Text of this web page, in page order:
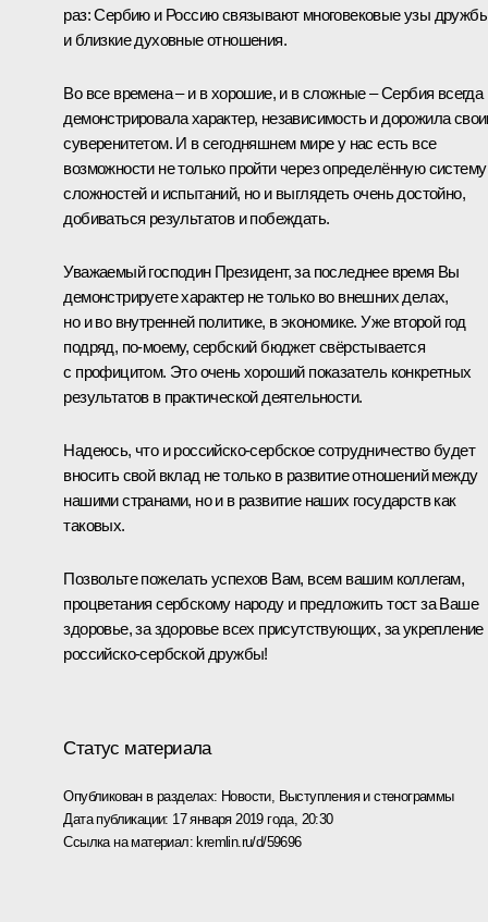
раз: Сербию и Россию связывают многовековые узы
и близкие духовные отношения.
Во все времена – и в хорошие, и в сложные – Сербия всегда
демонстрировала характер, независимость и дорожила
суверенитетом. И в сегодняшнем мире у нас есть все
возможности не только пройти через определённую систему
сложностей и испытаний, но и выглядеть очень достойно,
добиваться результатов и побеждать.
Уважаемый господин Президент, за последнее время Вы
демонстрируете характер не только во внешних делах,
но и во внутренней политике, в экономике. Уже второй год
подряд, по-моему, сербский бюджет свёрстывается
с профицитом. Это очень хороший показатель конкретных
результатов в практической деятельности.
Надеюсь, что и российско-сербское сотрудничество будет
вносить свой вклад не только в развитие отношений между
нашими странами, но и в развитие наших государств как
таковых.
Позвольте пожелать успехов Вам, всем вашим коллегам,
процветания сербскому народу и предложить тост за Ваше
здоровье, за здоровье всех присутствующих, за укрепление
российско-сербской дружбы!
Статус материала
Опубликован в разделах: Новости, Выступления и стенограммы
Дата публикации: 17 января 2019 года, 20:30
Ссылка на материал: kremlin.ru/d/59696